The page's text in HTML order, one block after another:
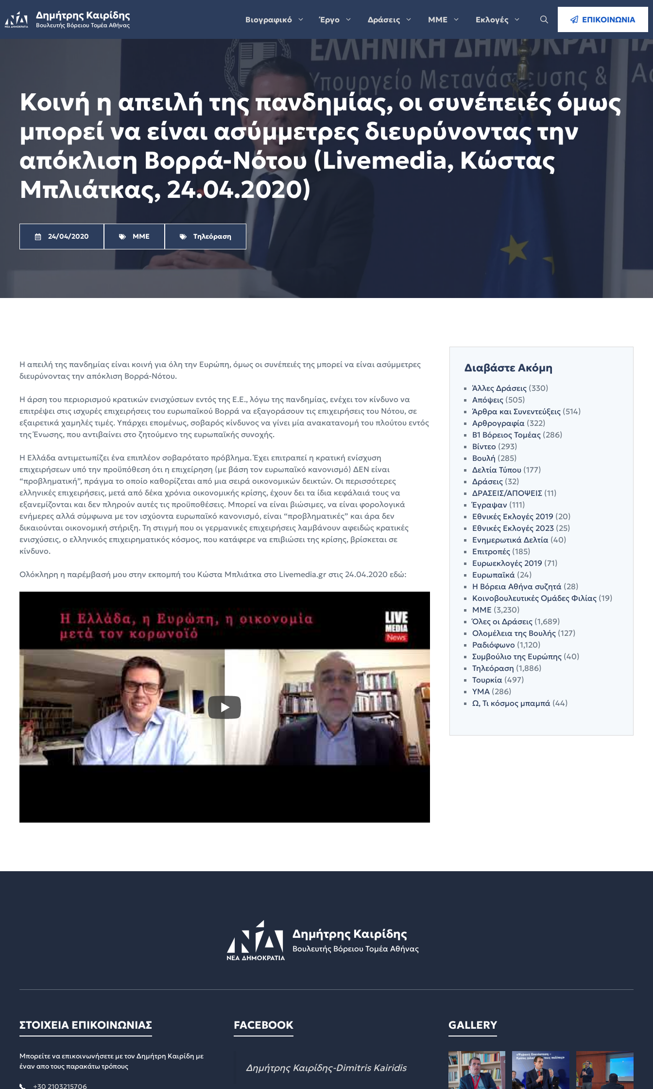
to
content
Δημήτρης Καιρίδης
Βουλευτής Βόρειου Τομέα Αθήνας
Βιογραφικό Έργο Δράσεις ΜΜΕ Εκλογές ΕΠΙΚΟΙΝΩΝΙΑ
Κοινή η απειλή της πανδημίας, οι συνέπειές όμως
μπορεί να είναι ασύμμετρες διευρύνοντας την
απόκλιση Βορρά-Νότου (Livemedia, Κώστας
Μπλιάτκας, 24.04.2020)
24/04/2020 ΜΜΕ Τηλεόραση
Η απειλή της πανδημίας είναι κοινή για όλη την Ευρώπη, όμως οι συνέπειές της μπορεί να είναι ασύμμετρες
διευρύνοντας την απόκλιση Βορρά-Νότου.
Η άρση του περιορισμού κρατικών ενισχύσεων εντός της Ε.Ε., λόγω της πανδημίας, ενέχει τον κίνδυνο να
επιτρέψει στις ισχυρές επιχειρήσεις του ευρωπαϊκού Βορρά να εξαγοράσουν τις επιχειρήσεις του Νότου, σε
εξαιρετικά χαμηλές τιμές. Υπάρχει επομένως, σοβαρός κίνδυνος να γίνει μία ανακατανομή του πλούτου εντός
της Ένωσης, που αντιβαίνει στο ζητούμενο της ευρωπαϊκής συνοχής.
Η Ελλάδα αντιμετωπίζει ένα επιπλέον σοβαρότατο πρόβλημα. Έχει επιτραπεί η κρατική ενίσχυση
επιχειρήσεων υπό την προϋπόθεση ότι η επιχείρηση (με βάση τον ευρωπαϊκό κανονισμό) ΔΕΝ είναι
“προβληματική”, πράγμα το οποίο καθορίζεται από μια σειρά οικονομικών δεικτών. Οι περισσότερες
ελληνικές επιχειρήσεις, μετά από δέκα χρόνια οικονομικής κρίσης, έχουν δει τα ίδια κεφάλαιά τους να
εξανεμίζονται και δεν πληρούν αυτές τις προϋποθέσεις. Μπορεί να είναι βιώσιμες, να είναι φορολογικά
ενήμερες αλλά σύμφωνα με τον ισχύοντα ευρωπαϊκό κανονισμό, είναι “προβληματικές” και άρα δεν
δικαιούνται οικονομική στήριξη. Τη στιγμή που οι γερμανικές επιχειρήσεις λαμβάνουν αφειδώς κρατικές
ενισχύσεις, ο ελληνικός επιχειρηματικός κόσμος, που κατάφερε να επιβιώσει της κρίσης, βρίσκεται σε
κίνδυνο.
Ολόκληρη η παρέμβασή μου στην εκπομπή του Κώστα Μπλιάτκα στο Livemedia.gr στις 24.04.2020 εδώ:
Διαβάστε Ακόμη
Άλλες Δράσεις(330)
Απόψεις(505)
Άρθρα και Συνεντεύξεις(514)
Αρθρογραφία(322)
Β1 Βόρειος Τομέας(286)
Βίντεο (293)
Βουλή (285)
Δελτία Τύπου(177)
Δράσεις(32)
ΔΡΑΣΕΙΣ/ΑΠΟΨΕΙΣ(11)
Έγραψαν (111)
Εθνικές Εκλογές 2019 (20)
Εθνικές Εκλογές 2023(25)
Ενημερωτικά Δελτία(40)
Επιτροπές(185)
Ευρωεκλογές 2019 (71)
Ευρωπαϊκά(24)
Η Βόρεια Αθήνα συζητά(28)
Κοινοβουλευτικές Ομάδες Φιλίας(19)
ΜΜΕ (3,230)
Όλες οι Δράσεις(1,689)
Ολομέλεια της Βουλής(127)
Ραδιόφωνο (1,120)
Συμβούλιο της Ευρώπης(40)
Τηλεόραση (1,886)
Τουρκία(497)
ΥΜΑ(286)
Ω, Τι κόσμος μπαμπά(44)
Δημήτρης Καιρίδης
Βουλευτής Βόρειου Τομέα Αθήνας
ΣΤΟΙΧΕΙΑ ΕΠΙΚΟΙΝΩΝΙΑΣ
Μπορείτε να επικοινωνήσετε με τον Δημήτρη Καιρίδη με
έναν απο τους παρακάτω τρόπους
+30 2103215706
FACEBOOK
Δημήτρης Καιρίδης-Dimitris Kairidis
GALLERY